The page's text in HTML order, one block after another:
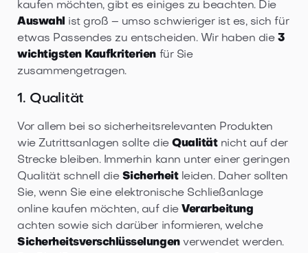
kaufen möchten, gibt es einiges zu beachten. Die
Auswahl ist groß – umso schwieriger ist es, sich für
etwas Passendes zu entscheiden. Wir haben die 3
wichtigsten Kaufkriterien für Sie
zusammengetragen.
1. Qualität
Vor allem bei so sicherheitsrelevanten Produkten
wie Zutrittsanlagen sollte dieQualitätnicht auf der
Strecke bleiben. Immerhin kann unter einer geringen
Qualität schnell die Sicherheitleiden. Daher sollten
Sie, wenn Sie eine elektronische Schließanlage
online kaufen möchten, auf dieVerarbeitung
achten sowie sich darüber informieren, welche
Sicherheitsverschlüsselungenverwendet werden.